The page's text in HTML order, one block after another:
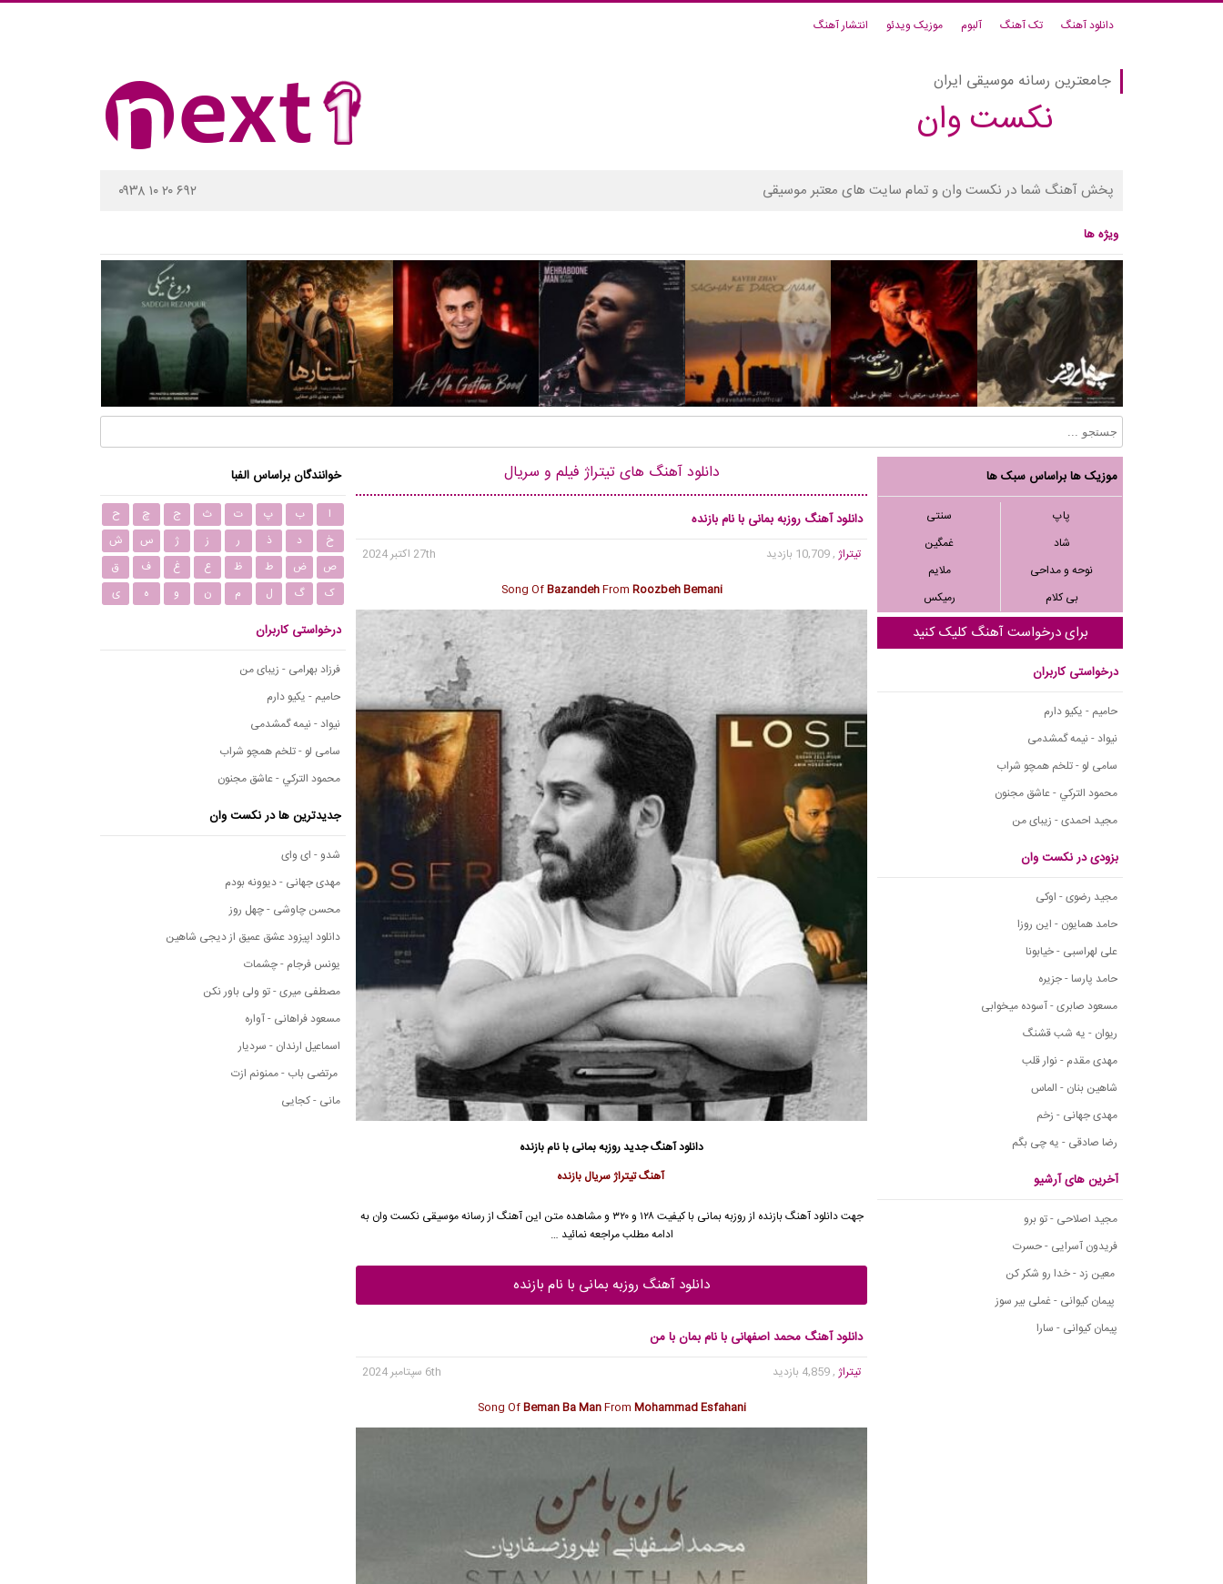
دانلود آهنگ تک آهنگ آلبوم موزیک ویدئو انتشار آهنگ
جامعترین رسانه موسیقی ایران
نکست وان
پخش آهنگ شما در نکست وان و تمام سایت های معتبر موسیقی ۰۹۳۸ ۱۰ ۲۰ ۶۹۲
ویژه ها
موزیک ها براساس سبک ها
پاپ
سنتی
شاد
غمگین
نوحه و مداحی
ملایم
بی کلام
رمیکس
برای درخواست آهنگ کلیک کنید
درخواستی کاربران
حامیم - یکیو دارم
نیواد - نیمه گمشدمی
سامی لو - تلخم همچو شراب
محمود التركي - عاشق مجنون
مجید احمدی - زیبای من
بزودی در نکست وان
مجید رضوی - اوکی
حامد همایون - این روزا
علی لهراسبی - خیابونا
حامد پارسا - جزیره
مسعود صابری - آسوده میخوابی
ریوان - یه شب قشنگ
مهدی مقدم - نوار قلب
شاهین بنان - الماس
مهدی جهانی - زخم
رضا صادقی - یه چی بگم
آخرین های آرشیو
مجید اصلاحی - تو برو
فریدون آسرایی - حسرت
معین زد - خدا رو شکر کن
پیمان کیوانی - غملی بیر سوز
پیمان کیوانی - سارا
دانلود آهنگ های تیتراژ فیلم و سریال
دانلود آهنگ روزبه بمانی با نام بازنده
تیتراژ , 10,709 بازدید
27th اکتبر 2024
Song OfBazandehFrom Roozbeh Bemani
دانلود آهنگ جدیدروزبه بمانی با نام بازنده
آهنگ تیتراژ سریال بازنده
جهت دانلود آهنگ بازنده از روزبه بمانی
با کیفیت ۱۲۸ و ۳۲۰ و مشاهده متن این آهنگ از رسانه موسیقی نکست وان به
ادامه مطلب مراجعه نمائید …
دانلود آهنگ روزبه بمانی با نام بازنده
دانلود آهنگ محمد اصفهانی با نام بمان با من
تیتراژ , 4,859 بازدید
6th سپتامبر 2024
Song OfBeman Ba ManFrom Mohammad Esfahani
خوانندگان براساس الفبا
ا ب پ ت ث ج چ
ح
خ
د ذ ر ز ژ س
ش
ص
ض ط ظ ع غ ف
ق
ک
گ ل م ن و ه ی
درخواستی کاربران
فرزاد بهرامی - زیبای من
حامیم - یکیو دارم
نیواد - نیمه گمشدمی
سامی لو - تلخم همچو شراب
محمود التركي - عاشق مجنون
جدیدترین ها در نکست وان
شدو - ای وای
مهدی جهانی - دیوونه بودم
محسن چاوشی - چهل روز
دانلود اپیزود عشق عمیق از دیجی شاهین
یونس فرجام - چشمات
مصطفی میری - تو ولی باور نکن
مسعود فراهانی - آواره
اسماعیل ارندان - سردیار
مرتضی باب - ممنونم ازت
مانی - کجایی